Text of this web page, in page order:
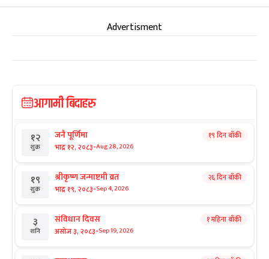
Advertisment
आगामी बिदाहरु
१२
शुक्र
जनै पूर्णिमा
भाद्र १२, २०८३-Aug 28, 2026
१९ दिन बाँकी
१९
शुक्र
श्रीकृष्ण जन्माष्टमी व्रत
भाद्र १९, २०८३-Sep 4, 2026
२६ दिन बाँकी
३
शनि
संविधान दिवस
असोज ३, २०८३-Sep 19, 2026
१ महिना बाँकी